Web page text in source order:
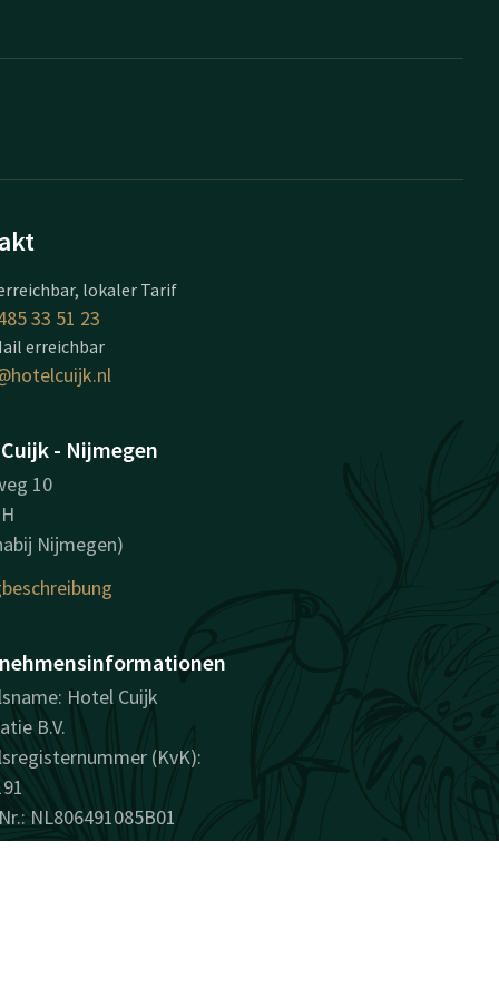
lokaler Tarif
33 51 23
erreichbar
- Nijmegen
10
Nijmegen)
Hotel Cuijk
B.V.
(KvK):
NL806491085B01